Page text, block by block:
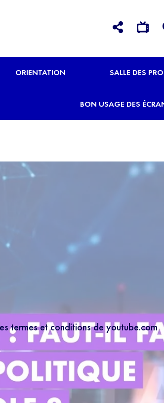
ORIENTATION SALLE DES
BON USAGE DES
termes et conditions de youtube.com